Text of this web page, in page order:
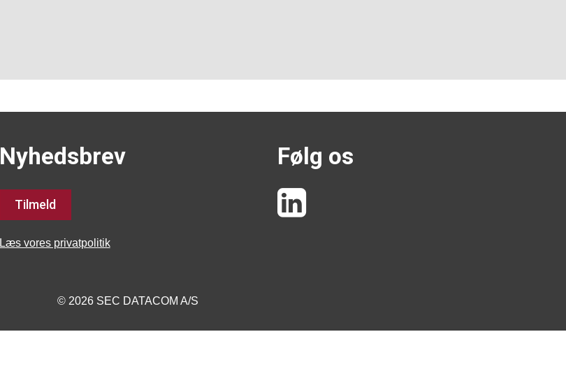
Nyhedsbrev
Tilmeld
Læs vores privatpolitik
Følg os
© 2026 SEC DATACOM A/S